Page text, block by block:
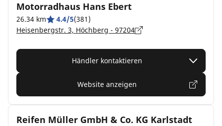
Motorradhaus Hans Ebert
26.34 km 4.4/5(381)
Heisenbergstr. 3, Höchberg - 97204
Händler kontaktieren
Website anzeigen
Reifen Müller GmbH & Co. KG Karlstadt